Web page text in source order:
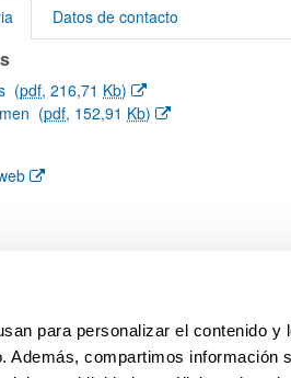
para personalizar el contenido y
Además, compartimos información
Datos de contacto
una nueva ventana)
(pdf, 216,71 Kb)
una nueva ventana)
(pdf, 152,91 Kb)
nueva ventana)